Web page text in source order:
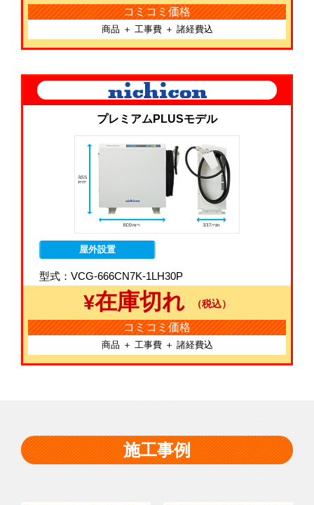
コミコミ価格
商品 ＋ 工事費 ＋ 諸経費込
プレミアムPLUSモデル
屋外設置
型式：VCG-666CN7K-1LH30P
¥在庫切れ （税込）
コミコミ価格
商品 ＋ 工事費 ＋ 諸経費込
施工事例